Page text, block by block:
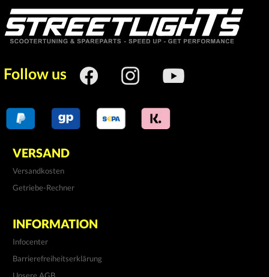
Follow us
VERSAND
Versandkosten
Getriebe-Rechner
INFORMATION
Infocenter
Barrierefreiheitserklärung